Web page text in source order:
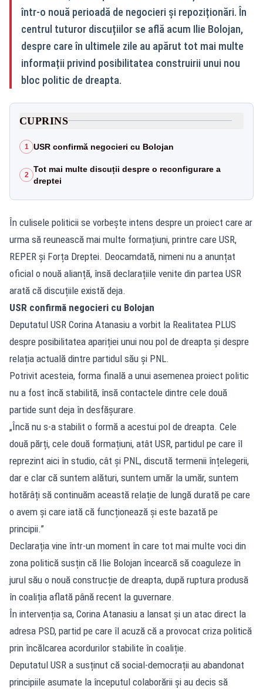
într-o nouă perioadă de negocieri și repoziționări. În
centrul tuturor discuțiilor se află acum Ilie Bolojan,
despre care în ultimele zile au apărut tot mai multe
informații privind posibilitatea construirii unui nou
bloc politic de dreapta.
CUPRINS
1 USR confirmă negocieri cu Bolojan
2
Tot mai multe discuții despre o reconfigurare a
dreptei
În culisele politicii se vorbește intens despre un proiect care ar
urma să reunească mai multe formațiuni, printre care USR,
REPER și Forța Dreptei. Deocamdată, nimeni nu a anunțat
oficial o nouă alianță, însă declarațiile venite din partea USR
arată că discuțiile există deja.
USR confirmă negocieri cu Bolojan
Deputatul USR Corina Atanasiu a vorbit la Realitatea PLUS
despre posibilitatea apariției unui nou pol de dreapta și despre
relația actuală dintre partidul său și PNL.
Potrivit acesteia, forma finală a unui asemenea proiect politic
nu a fost încă stabilită, însă contactele dintre cele două
partide sunt deja în desfășurare.
„Încă nu s-a stabilit o formă a acestui pol de dreapta. Cele
două părți, cele două formațiuni, atât USR, partidul pe care îl
reprezint aici în studio, cât și PNL, discută termenii înțelegerii,
dar e clar că suntem alături, suntem umăr la umăr, suntem
hotărâți să continuăm această relație de lungă durată pe care
o avem și care iată că funcționează și este bazată pe
principii.”
Declarația vine într-un moment în care tot mai multe voci din
zona politică susțin că Ilie Bolojan încearcă să coaguleze în
jurul său o nouă construcție de dreapta, după ruptura produsă
în coaliția aflată până recent la guvernare.
În intervenția sa, Corina Atanasiu a lansat și un atac direct la
adresa PSD, partid pe care îl acuză că a provocat criza politică
prin încălcarea acordurilor stabilite în coaliție.
Deputatul USR a susținut că social-democrații au abandonat
principiile asumate la începutul colaborării și au decis să